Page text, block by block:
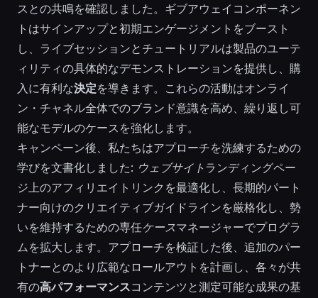
スとの共鳴を確認しました。ギブアウェイコンポーネン
トはサインアップと初期エンゲージメントをブースト
し、ライブセッションとチュートリアルは製品のユーテ
ィリティの具体的なデモンストレーションを提供し、購
入に有利な決定を導きます。これらの活動はオンライ
ン・チャネル全体でのブランド意識を高め、繰り返し可
能なモデルのケースを強化します。
キャンペーン後、私たちはアプローチを洗練するための
学びを文書化しました: ウェブサイト ランディングペー
ジ上のアフィリエイトリンクを最適化し、長期的パート
ナー向けのクリエイティブガイドラインを厳格化し、勢
いを維持するための専任ケースマネージャーでプログラ
ムを拡大します。アプローチを検証した後、追加のパー
トナーとのより広範なロールアウトを計画し、各々が共
有の高パフォーマンスコンテンツと測定可能な成果の基